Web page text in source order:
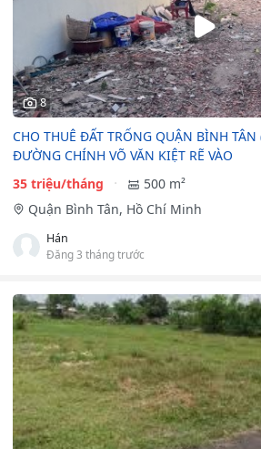
8
CHO THUÊ ĐẤT TRỐNG QUẬN BÌNH TÂN
ĐƯỜNG CHÍNH VÕ VĂN KIỆT RẼ VÀO
35 triệu/tháng
500 m²
Quận Bình Tân, Hồ Chí Minh
Hán
Đăng 3 tháng trước